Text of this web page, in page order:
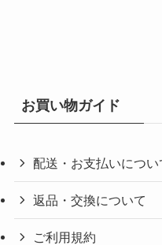
お買い物ガイド
配送・お支払いについ
返品・交換について
ご利用規約